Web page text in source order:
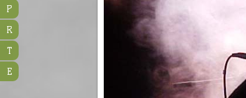
P
R
T
E